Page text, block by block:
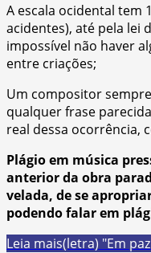
A escala ocidental tem
acidentes), até pela lei
impossível não haver
entre criações;
Um compositor
qualquer frase
real dessa ocorrência,
Plágio em música
anterior da obra
velada, de se
podendo falar em
Leia mais(letra) "Em